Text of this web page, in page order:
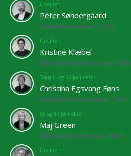
Direktør
Peter Søndergaard
Solrød Kommune - 5272
Direktør
Kristine Klæbel
Albertslund Kommune - 2673
Teknik- og Miljødirektør
Christina Egsvang Føns
Middelfart Kommune - 4525
By og miljødirektør
Maj Green
Gladsaxe Kommune - 3460
Direktør